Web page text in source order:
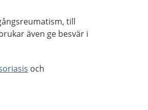
till
även ge besvär i
och